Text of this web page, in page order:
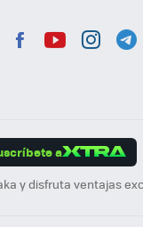
a
y disfruta ventajas